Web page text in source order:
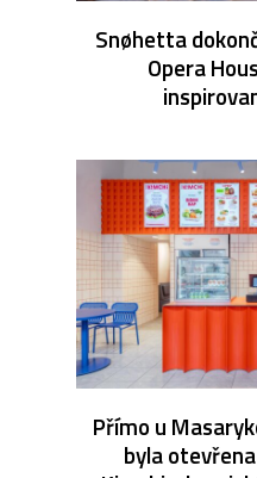
Snøhetta
Opera
Přímo u
byla